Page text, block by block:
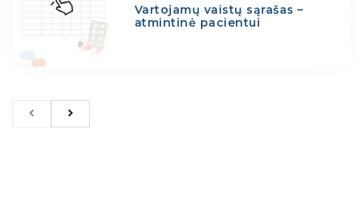
Vartojamų vaistų sąrašas –
atmintinė pacientui